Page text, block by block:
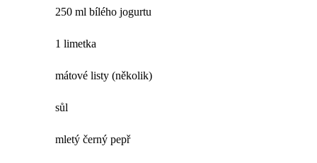
250 ml bílého jogurtu
1 limetka
mátové listy (několik)
sůl
mletý černý pepř